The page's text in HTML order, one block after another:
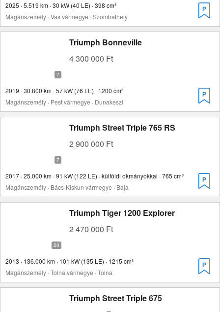
2025 · 5.519 km · 30 kW (40 LE) · 398 cm³
Magánszemély · Vas vármegye · Szombathely
Triumph Bonneville
4 300 000 Ft
2019 · 30.800 km · 57 kW (76 LE) · 1200 cm³
Magánszemély · Pest vármegye · Dunakeszi
Triumph Street Triple 765 RS
2 900 000 Ft
2017 · 25.000 km · 91 kW (122 LE) · külföldi okmányokkal · 765 cm³
Magánszemély · Bács-Kiskun vármegye · Baja
Triumph Tiger 1200 Explorer
2 470 000 Ft
2013 · 136.000 km · 101 kW (135 LE) · 1215 cm³
Magánszemély · Tolna vármegye · Tolna
Triumph Street Triple 675